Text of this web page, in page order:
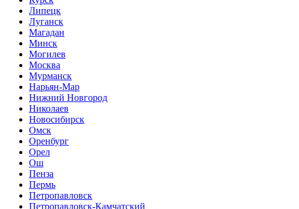
Липецк
Луганск
Магадан
Минск
Могилев
Москва
Мурманск
Нарьян-Мар
Нижний Новгород
Николаев
Новосибирск
Омск
Оренбург
Орел
Ош
Пенза
Пермь
Петропавловск
Петропавловск-Камчатский